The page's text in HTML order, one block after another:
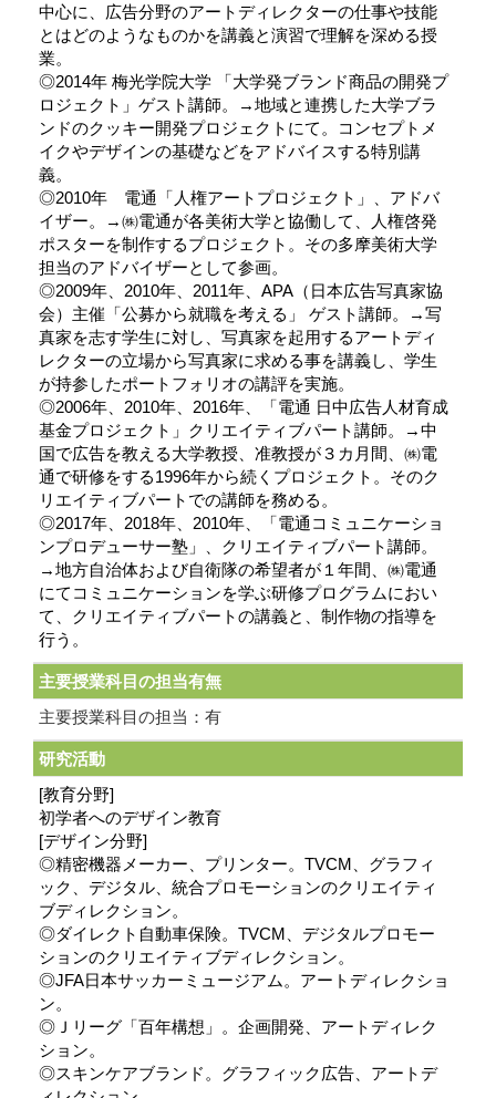
中心に、広告分野のアートディレクターの仕事や技能
とはどのようなものかを講義と演習で理解を深める授
業。
◎2014年 梅光学院大学 「大学発ブランド商品の開発プ
ロジェクト」ゲスト講師。→地域と連携した大学ブラ
ンドのクッキー開発プロジェクトにて。コンセプトメ
イクやデザインの基礎などをアドバイスする特別講
義。
◎2010年 電通「人権アートプロジェクト」、アドバ
イザー。→㈱電通が各美術大学と協働して、人権啓発
ポスターを制作するプロジェクト。その多摩美術大学
担当のアドバイザーとして参画。
◎2009年、2010年、2011年、APA（日本広告写真家協
会）主催「公募から就職を考える」 ゲスト講師。→写
真家を志す学生に対し、写真家を起用するアートディ
レクターの立場から写真家に求める事を講義し、学生
が持参したポートフォリオの講評を実施。
◎2006年、2010年、2016年、「電通 日中広告人材育成
基金プロジェクト」クリエイティブパート講師。→中
国で広告を教える大学教授、准教授が３カ月間、㈱電
通で研修をする1996年から続くプロジェクト。そのク
リエイティブパートでの講師を務める。
◎2017年、2018年、2010年、「電通コミュニケーショ
ンプロデューサー塾」、クリエイティブパート講師。
→地方自治体および自衛隊の希望者が１年間、㈱電通
にてコミュニケーションを学ぶ研修プログラムにおい
て、クリエイティブパートの講義と、制作物の指導を
行う。
主要授業科目の担当有無
主要授業科目の担当：有
研究活動
[教育分野]
初学者へのデザイン教育
[デザイン分野]
◎精密機器メーカー、プリンター。TVCM、グラフィ
ック、デジタル、統合プロモーションのクリエイティ
ブディレクション。
◎ダイレクト自動車保険。TVCM、デジタルプロモー
ションのクリエイティブディレクション。
◎JFA日本サッカーミュージアム。アートディレクショ
ン。
◎Ｊリーグ「百年構想」。企画開発、アートディレク
ション。
◎スキンケアブランド。グラフィック広告、アートデ